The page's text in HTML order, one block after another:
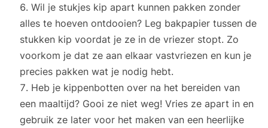
Wil je stukjes kip apart kunnen pakken zonder
alles te hoeven ontdooien? Leg bakpapier tussen de
stukken kip voordat je ze in de vriezer stopt. Zo
voorkom je dat ze aan elkaar vastvriezen en kun je
precies pakken wat je nodig hebt.
Heb je kippenbotten over na het bereiden van
een maaltijd? Gooi ze niet weg! Vries ze apart in en
gebruik ze later voor het maken van een heerlijke